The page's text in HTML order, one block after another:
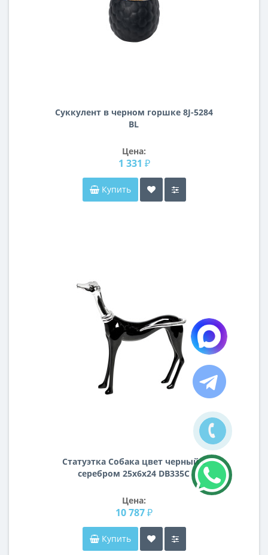
Суккулент в черном горшке 8J-5284
BL
Цена:
1 331 ₽
Купить
Статуэтка Собака цвет черный с
серебром 25х6х24 DB335C
Цена:
10 787 ₽
Купить